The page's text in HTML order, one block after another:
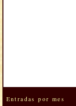
Entradas por mes